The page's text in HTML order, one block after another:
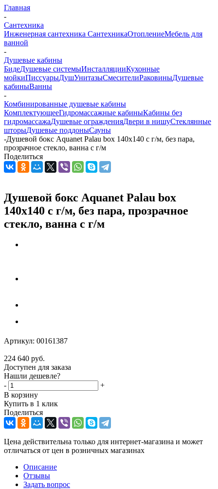
Главная
-
Сантехника
Инженерная сантехника СантехникаОтоплениеМебель для
ванной
-
Душевые кабины
БидеДушевые системыИнсталляцииКухонные
мойкиПиссуарыДушУнитазыСмесителиРаковиныДушевые
кабиныВанны
-
Комбинированные душевые кабины
КомплектующееГидромассажные кабиныКабины без
гидромассажаДушевые огражденияДвери в нишуСтеклянные
шторыДушевые поддоныСауны
-Душевой бокс Aquanet Palau box 140x140 с г/м, без пара,
прозрачное стекло, ванна с г/м
Поделиться
Душевой бокс Aquanet Palau box
140x140 с г/м, без пара, прозрачное
стекло, ванна с г/м
Артикул: 00161387
224 640 руб.
Доступен для заказа
Нашли дешевле?
-
+
В корзину
Купить в 1 клик
Поделиться
Цена действительна только для интернет-магазина и может
отличаться от цен в розничных магазинах
Описание
Отзывы
Задать вопрос